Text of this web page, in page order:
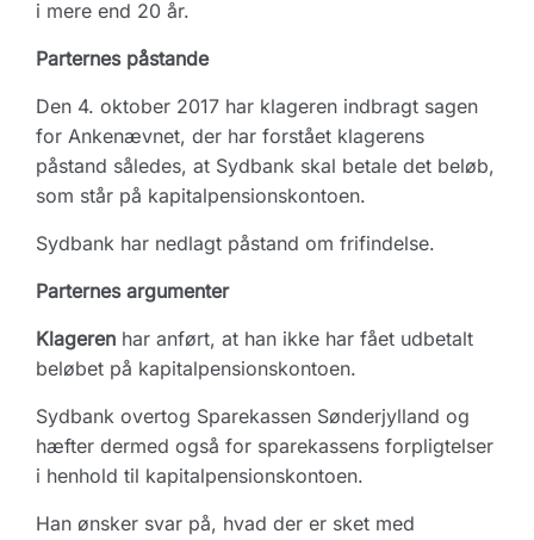
i mere end 20 år.
Parternes påstande
Den 4. oktober 2017 har klageren indbragt sagen
for Ankenævnet, der har forstået klagerens
påstand således, at Sydbank skal betale det beløb,
som står på kapitalpensionskontoen.
Sydbank har nedlagt påstand om frifindelse.
Parternes argumenter
Klageren har anført, at han ikke har fået udbetalt
beløbet på kapitalpensionskontoen.
Sydbank overtog Sparekassen Sønderjylland og
hæfter dermed også for sparekassens forpligtelser
i henhold til kapitalpensionskontoen.
Han ønsker svar på, hvad der er sket med